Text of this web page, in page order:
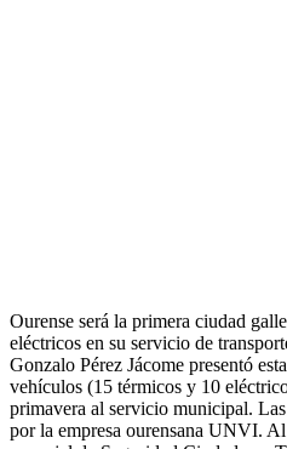
Ourense será la primera ciudad
eléctricos en su servicio de
Gonzalo Pérez Jácome presentó
vehículos (15 térmicos y 10
primavera al servicio municipal.
por la empresa ourensana UNVI.